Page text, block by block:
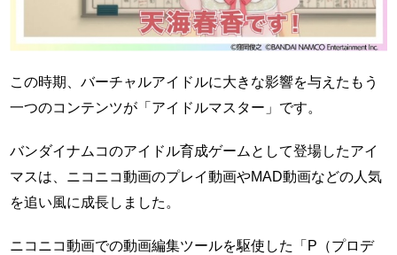
この時期、バーチャルアイドルに大きな影響を与えたもう
一つのコンテンツが「アイドルマスター」です。
バンダイナムコのアイドル育成ゲームとして登場したアイ
マスは、ニコニコ動画のプレイ動画やMAD動画などの人気
を追い風に成長しました。
ニコニコ動画での動画編集ツールを駆使した「P（プロデ